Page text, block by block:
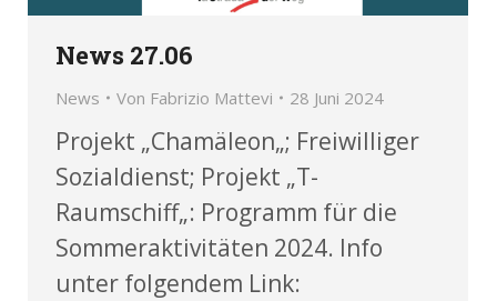
News 27.06
News Von Fabrizio Mattevi 28 Juni 2024
Projekt „Chamäleon„; Freiwilliger
Sozialdienst; Projekt „T-
Raumschiff„: Programm für die
Sommeraktivitäten 2024. Info
unter folgendem Link: